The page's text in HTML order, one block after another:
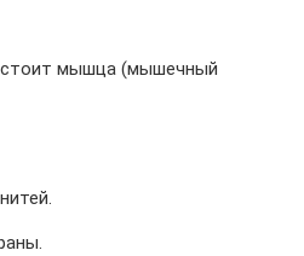
мышца (мышечный